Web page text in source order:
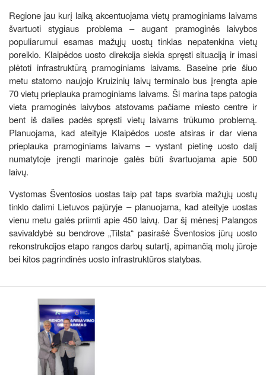
Regione jau kurį laiką akcentuojama vietų pramoginiams laivams
švartuoti stygiaus problema – augant pramoginės laivybos
populiarumui esamas mažųjų uostų tinklas nepatenkina vietų
poreikio. Klaipėdos uosto direkcija siekia spręsti situaciją ir imasi
plėtoti infrastruktūrą pramoginiams laivams. Baseine prie šiuo
metu statomo naujojo Kruizinių laivų terminalo bus įrengta apie
70 vietų prieplauka pramoginiams laivams. Ši marina taps patogia
vieta pramoginės laivybos atstovams pačiame miesto centre ir
bent iš dalies padės spręsti vietų laivams trūkumo problemą.
Planuojama, kad ateityje Klaipėdos uoste atsiras ir dar viena
prieplauka pramoginiams laivams – vystant pietinę uosto dalį
numatytoje įrengti marinoje galės būti švartuojama apie 500
laivų.
Vystomas Šventosios uostas taip pat taps svarbia mažųjų uostų
tinklo dalimi Lietuvos pajūryje – planuojama, kad ateityje uostas
vienu metu galės priimti apie 450 laivų. Dar šį mėnesį Palangos
savivaldybė su bendrove „Tilsta“ pasirašė Šventosios jūrų uosto
rekonstrukcijos etapo rangos darbų sutartį, apimančią molų jūroje
bei kitos pagrindinės uosto infrastruktūros statybas.